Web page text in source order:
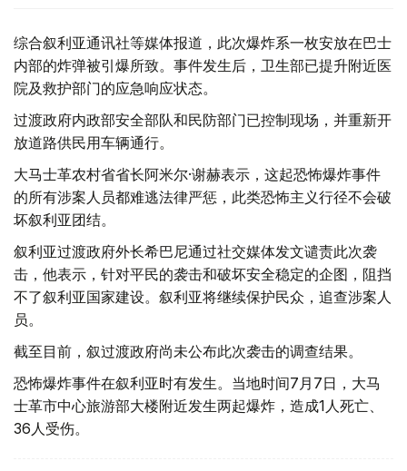
综合叙利亚通讯社等媒体报道，此次爆炸系一枚安放在巴士
内部的炸弹被引爆所致。事件发生后，卫生部已提升附近医
院及救护部门的应急响应状态。
过渡政府内政部安全部队和民防部门已控制现场，并重新开
放道路供民用车辆通行。
大马士革农村省省长阿米尔·谢赫表示，这起恐怖爆炸事件
的所有涉案人员都难逃法律严惩，此类恐怖主义行径不会破
坏叙利亚团结。
叙利亚过渡政府外长希巴尼通过社交媒体发文谴责此次袭
击，他表示，针对平民的袭击和破坏安全稳定的企图，阻挡
不了叙利亚国家建设。叙利亚将继续保护民众，追查涉案人
员。
截至目前，叙过渡政府尚未公布此次袭击的调查结果。
恐怖爆炸事件在叙利亚时有发生。当地时间7月7日，大马
士革市中心旅游部大楼附近发生两起爆炸，造成1人死亡、
36人受伤。